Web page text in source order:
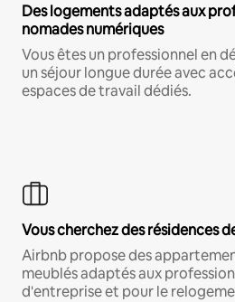
Des logements adaptés aux
nomades numériques
Vous êtes un professionnel en
un séjour longue durée avec
espaces de travail dédiés.
Vous cherchez des résidences
Airbnb propose des
meublés adaptés aux
d'entreprise et pour le